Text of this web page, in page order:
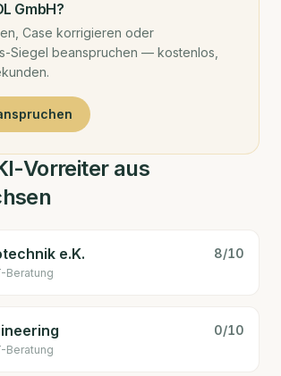
GmbH?
Case korrigieren oder
Siegel beanspruchen — kostenlos,
Vorreiter aus
e.K. 8/10
Beratung
0/10
Beratung